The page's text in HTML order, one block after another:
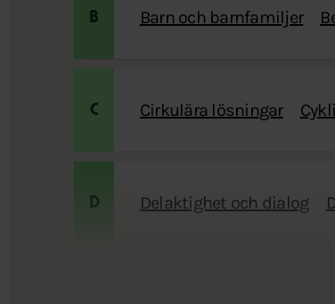
B Barn och barnfamiljer
C Cirkulära lösningar
D Delaktighet och dialog